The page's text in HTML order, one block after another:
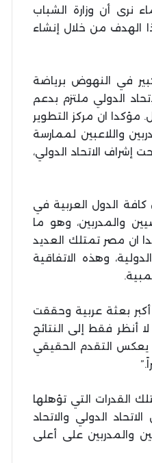
نرى أن وزارة الشباب
الهدف من خلال إنشاء
في النهوض برياضة
الدولي ملتزم بدعم
مؤكدا ان مركز التطوير
واللاعبين لممارسة
الاتحاد الدولي،
الدول العربية في
والمدربين، وهو ما
ان مصر تمتلك العديد
وهذه الاتفاقية
أكبر بعثة عربية وحققت
أنظر فقط إلى النتائج
يعكس التقدم الحقيقي
القدرات التي تؤهلها
الدولي والاتحاد
والمدربين على أعلى